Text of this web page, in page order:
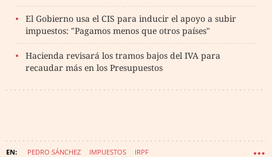
El Gobierno usa el CIS para inducir el apoyo a subir
impuestos: "Pagamos menos que otros países"
Hacienda revisará los tramos bajos del IVA para
recaudar más en los Presupuestos
PEDRO SÁNCHEZ IMPUESTOS IRPF